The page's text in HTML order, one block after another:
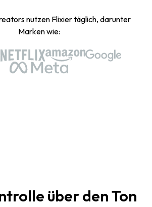
nutzen Flixier täglich, darunter
Marken wie:
über den Ton